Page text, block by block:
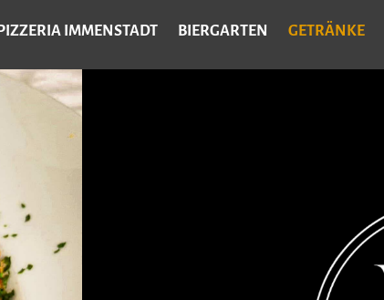
IMMENSTADT BIERGARTEN GETRÄNKE